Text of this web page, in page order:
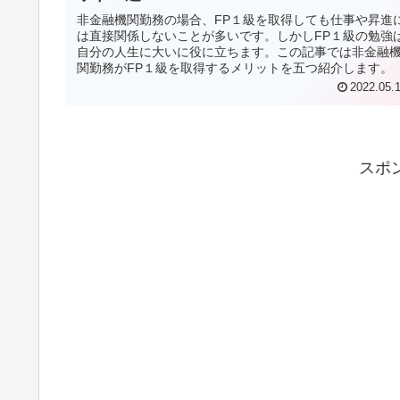
非金融機関勤務の場合、FP１級を取得しても仕事や昇進
は直接関係しないことが多いです。しかしFP１級の勉強
自分の人生に大いに役に立ちます。この記事では非金融
関勤務がFP１級を取得するメリットを五つ紹介します。
スポ